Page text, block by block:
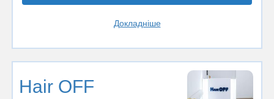
Докладніше
Hair OFF